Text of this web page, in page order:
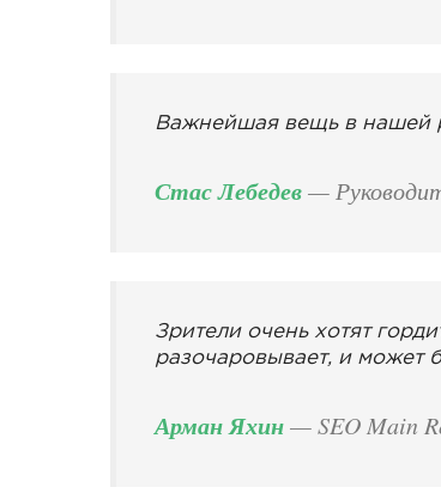
Важнейшая вещь в нашей
Стас Лебедев—
Зрители очень хотят
разочаровывает, и может
Арман Яхин— SEO Main